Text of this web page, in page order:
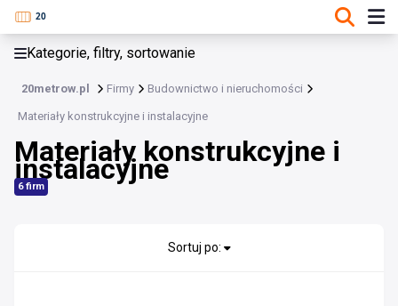
Kategorie, filtry, sortowanie
20metrow.pl Firmy Budownictwo i nieruchomości
Materiały konstrukcyjne i instalacyjne
Materiały konstrukcyjne i
instalacyjne
6 firm
Budownictwo i nieruchomości
Materiały konstrukcyjne i instalacyjne
Usługi wykonawcze i remonty
Sortuj po: